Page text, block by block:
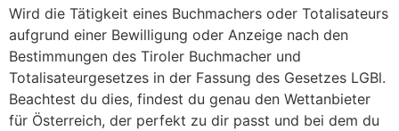
Wird die Tätigkeit eines Buchmachers oder Totalisateurs
aufgrund einer Bewilligung oder Anzeige nach den
Bestimmungen des Tiroler Buchmacher und
Totalisateurgesetzes in der Fassung des Gesetzes LGBl.
Beachtest du dies, findest du genau den Wettanbieter
für Österreich, der perfekt zu dir passt und bei dem du